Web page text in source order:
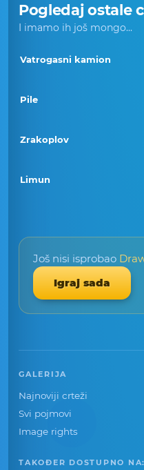
Pogledaj ostale
I imamo ih još mongo...
Vatrogasni kamion
Pile
Zrakoplov
Limun
Još nisi isprobao
Igraj sada
GALERIJA
Najnoviji crteži
Svi pojmovi
Image rights
TAKOĐER DOSTUPNO NA: